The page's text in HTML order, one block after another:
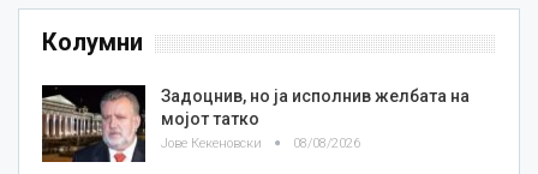
Колумни
Задоцнив, но ја исполнив желбата на
мојот татко
Јове Кекеновски 08/08/2026